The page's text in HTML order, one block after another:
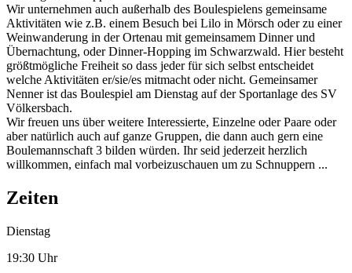
Wir unternehmen auch außerhalb des Boulespielens gemeinsame
Aktivitäten wie z.B. einem Besuch bei Lilo in Mörsch oder zu einer
Weinwanderung in der Ortenau mit gemeinsamem Dinner und
Übernachtung, oder Dinner-Hopping im Schwarzwald. Hier besteht
größtmögliche Freiheit so dass jeder für sich selbst entscheidet
welche Aktivitäten er/sie/es mitmacht oder nicht. Gemeinsamer
Nenner ist das Boulespiel am Dienstag auf der Sportanlage des SV
Völkersbach.
Wir freuen uns über weitere Interessierte, Einzelne oder Paare oder
aber natürlich auch auf ganze Gruppen, die dann auch gern eine
Boulemannschaft 3 bilden würden. Ihr seid jederzeit herzlich
willkommen, einfach mal vorbeizuschauen um zu Schnuppern ...
Zeiten
Dienstag
19:30 Uhr